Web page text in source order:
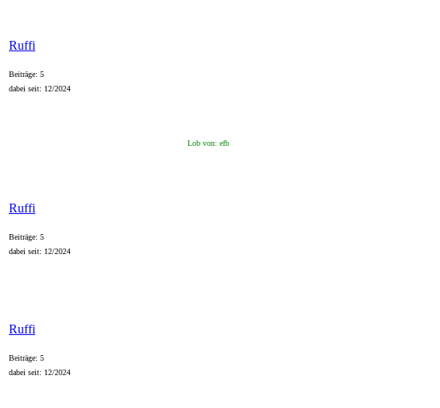
Ruffi
Beiträge: 5
dabei seit: 12/2024
Lob von: efb
Ruffi
Beiträge: 5
dabei seit: 12/2024
Ruffi
Beiträge: 5
dabei seit: 12/2024